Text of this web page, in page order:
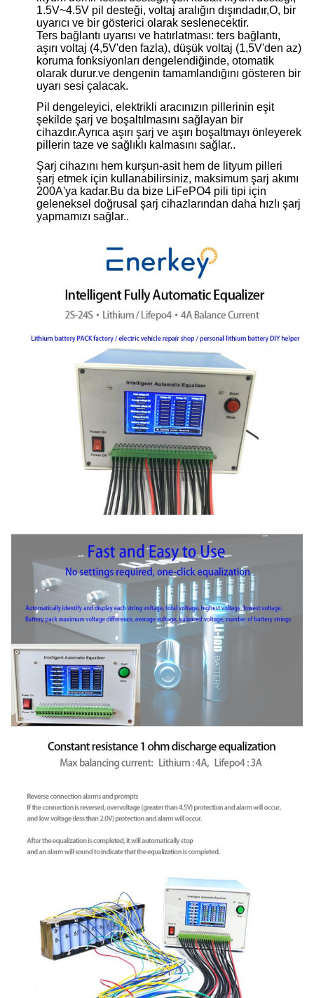
1.5V~4.5V pil desteği, voltaj aralığın dışındadır,O, bir
uyarıcı ve bir gösterici olarak seslenecektir.
Ters bağlantı uyarısı ve hatırlatması: ters bağlantı,
aşırı voltaj (4,5V'den fazla), düşük voltaj (1,5V'den az)
koruma fonksiyonları dengelendiğinde, otomatik
olarak durur.ve dengenin tamamlandığını gösteren bir
uyarı sesi çalacak.
Pil dengeleyici, elektrikli aracınızın pillerinin eşit
şekilde şarj ve boşaltılmasını sağlayan bir
cihazdır.Ayrıca aşırı şarj ve aşırı boşaltmayı önleyerek
pillerin taze ve sağlıklı kalmasını sağlar..
Şarj cihazını hem kurşun-asit hem de lityum pilleri
şarj etmek için kullanabilirsiniz, maksimum şarj akımı
200A'ya kadar.Bu da bize LiFePO4 pili tipi için
geleneksel doğrusal şarj cihazlarından daha hızlı şarj
yapmamızı sağlar..